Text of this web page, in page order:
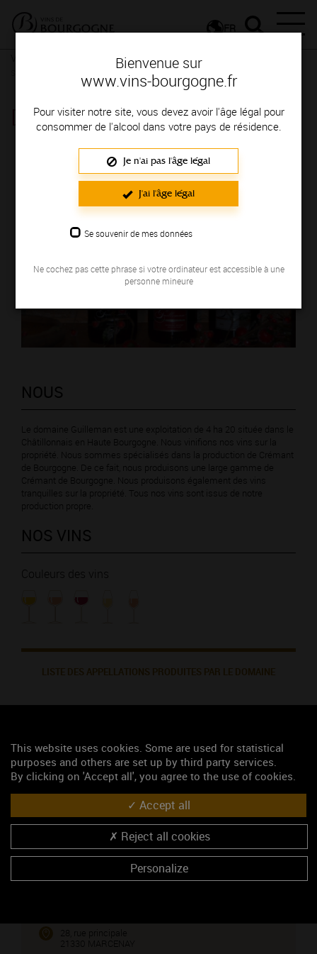
Bienvenue sur
www.vins-bourgogne.fr
Pour visiter notre site, vous devez avoir l'âge légal pour
consommer de l'alcool dans votre pays de résidence.
Je n'ai pas l'âge légal
J'ai l'âge légal
Se souvenir de mes données
Ne cochez pas cette phrase si votre ordinateur est accessible à une
personne mineure
FR
Femmes et hommes passionnés
DOMAINE GUILLEMAN
NOUS
Le domaine Guilleman est une exploitation de 4 ha 20 située dans le
Châtillonnais en Haute Bourgogne. Nous vinifions nos vins sur la
propriété. Nous sommes spécialisés dans la production de Crémant
de Bourgogne. De ce fait, nous produisons une large gamme de
Crémant de Bourgogne. Nous produisons également des vins
tranquilles sur la propriété. Tous nos vins sont issus de notre
production propre.
NOS VINS
Couleurs des vins
LISTE DES APPELLATIONS PRODUITES PAR LE DOMAINE
BOURGOGNE (vin rouge)
BOURGOGNE (vin blanc)
CREMANT DE BOURGOGNE (vin blanc)
NOUS CONTACTER
28, rue principale
21330 MARCENAY
This website uses cookies. Some are used for statistical
purposes and others are set up by third party services.
By clicking on 'Accept all', you agree to the use of cookies.
Accept all
Reject all cookies
Personalize